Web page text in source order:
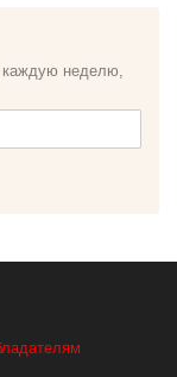
каждую неделю,